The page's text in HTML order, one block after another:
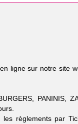
ligne sur notre site
PANINIS,
règlements par